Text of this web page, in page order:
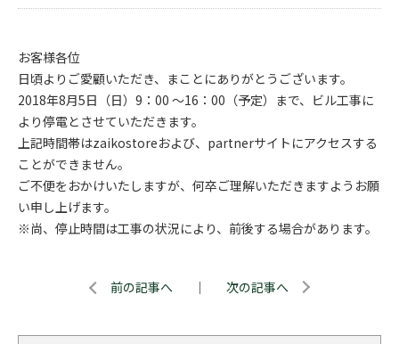
お客様各位
日頃よりご愛顧いただき、まことにありがとうございます。
2018年8月5日（日）9：00 ～16：00（予定）まで、ビル工事に
より停電とさせていただきます。
上記時間帯はzaikostoreおよび、partnerサイトにアクセスする
ことができません。
ご不便をおかけいたしますが、何卒ご理解いただきますようお願
い申し上げます。
※尚、停止時間は工事の状況により、前後する場合があります。
前の記事へ ｜ 次の記事へ